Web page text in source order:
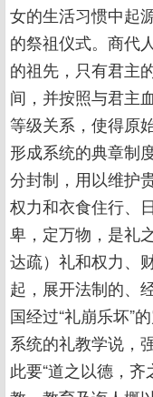
女的生活习惯中起
的祭祖仪式。商代
的祖先，只有君主
间，并按照与君主
等级关系，使得原
形成系统的典章制
分封制，用以维护
权力和衣食住行、
卑，定万物，是礼
达疏）礼和权力、
起，展开法制的、
国经过“礼崩乐坏”
系统的礼教学说，
此要“道之以德，